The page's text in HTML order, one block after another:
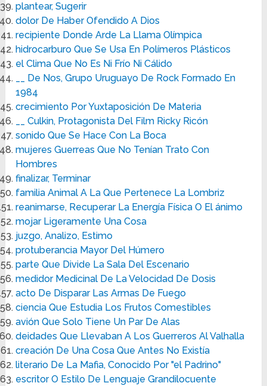
plantear, Sugerir
dolor De Haber Ofendido A Dios
recipiente Donde Arde La Llama Olímpica
hidrocarburo Que Se Usa En Polímeros Plásticos
el Clima Que No Es Ni Frío Ni Cálido
__ De Nos, Grupo Uruguayo De Rock Formado En
1984
crecimiento Por Yuxtaposición De Materia
__ Culkin, Protagonista Del Film Ricky Ricón
sonido Que Se Hace Con La Boca
mujeres Guerreas Que No Tenían Trato Con
Hombres
finalizar, Terminar
familia Animal A La Que Pertenece La Lombriz
reanimarse, Recuperar La Energía Física O El ánimo
mojar Ligeramente Una Cosa
juzgo, Analizo, Estimo
protuberancia Mayor Del Húmero
parte Que Divide La Sala Del Escenario
medidor Medicinal De La Velocidad De Dosis
acto De Disparar Las Armas De Fuego
ciencia Que Estudia Los Frutos Comestibles
avión Que Solo Tiene Un Par De Alas
deidades Que Llevaban A Los Guerreros Al Valhalla
creación De Una Cosa Que Antes No Existía
literario De La Mafia, Conocido Por "el Padrino"
escritor O Estilo De Lenguaje Grandilocuente